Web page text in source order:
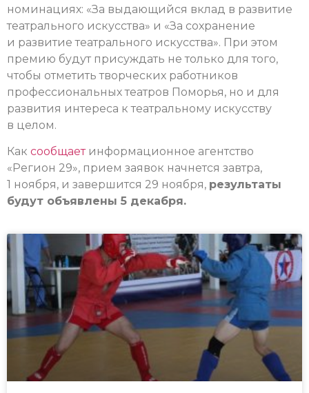
номинациях: «За выдающийся вклад в развитие
театрального искусства» и «За сохранение
и развитие театрального искусства». При этом
премию будут присуждать не только для того,
чтобы отметить творческих работников
профессиональных театров Поморья, но и для
развития интереса к театральному искусству
в целом.
Как сообщаетинформационное агентство
«Регион 29», прием заявок начнется завтра,
1 ноября, и завершится 29 ноября, результаты
будут объявлены 5 декабря.